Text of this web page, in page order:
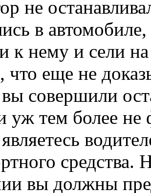
не
в
к нему и сели на
что еще не
совершили
уж тем более не
средства.
вы должны